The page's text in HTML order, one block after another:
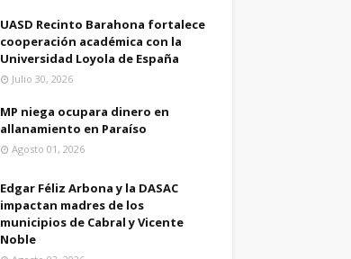
UASD Recinto Barahona fortalece
cooperación académica con la
Universidad Loyola de España
Julio 30, 2026
MP niega ocupara dinero en
allanamiento en Paraíso
Agosto 01, 2026
Edgar Féliz Arbona y la DASAC
impactan madres de los
municipios de Cabral y Vicente
Noble